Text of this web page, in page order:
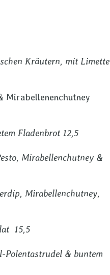
Kräutern, mit Limette
Mirabellenenchutney
Fladenbrot 12,5
Mirabellenchutney &
Mirabellenchutney,
15,5
Polentastrudel & buntem